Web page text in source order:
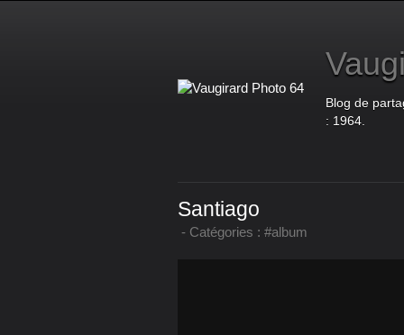
Blog de
: 1964.
Santiago
- Catégories : #album